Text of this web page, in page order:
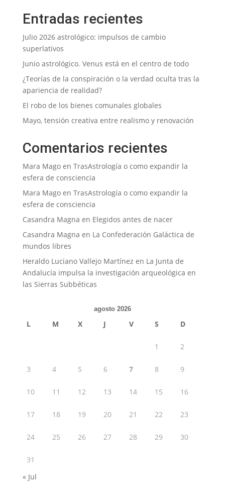
Entradas recientes
Julio 2026 astrológico: impulsos de cambio
superlativos
Junio astrológico. Venus está en el centro de todo
¿Teorías de la conspiración o la verdad oculta tras la
apariencia de realidad?
El robo de los bienes comunales globales
Mayo, tensión creativa entre realismo y renovación
Comentarios recientes
Mara Magoen TrasAstrología o como expandir la
esfera de consciencia
Mara Magoen TrasAstrología o como expandir la
esfera de consciencia
Casandra Magna en Elegidos antes de nacer
Casandra Magna en La Confederación Galáctica de
mundos libres
Heraldo Luciano Vallejo Martínez en La Junta de
Andalucía impulsa la investigación arqueológica en
las Sierras Subbéticas
agosto 2026
L M X J V S D
1 2
3 4 5 6 7 8 9
10 11 12 13 14 15 16
17 18 19 20 21 22 23
24 25 26 27 28 29 30
31
« Jul